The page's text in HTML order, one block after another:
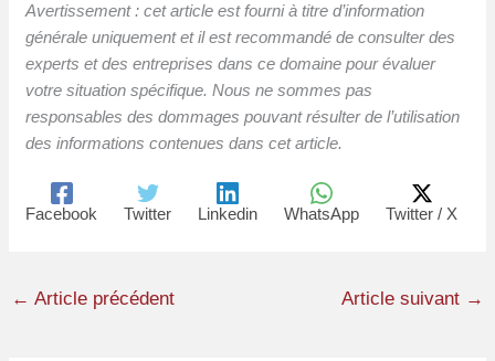
Avertissement : cet article est fourni à titre d’information
générale uniquement et il est recommandé de consulter des
experts et des entreprises dans ce domaine pour évaluer
votre situation spécifique. Nous ne sommes pas
responsables des dommages pouvant résulter de l’utilisation
des informations contenues dans cet article.
Facebook Twitter Linkedin WhatsApp Twitter / X
← Article précédent Article suivant →